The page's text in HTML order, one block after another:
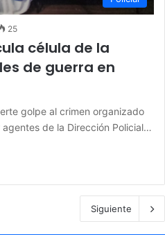
25
célula de la
de guerra en
golpe al crimen organizado
de la Dirección Policial…
Siguiente